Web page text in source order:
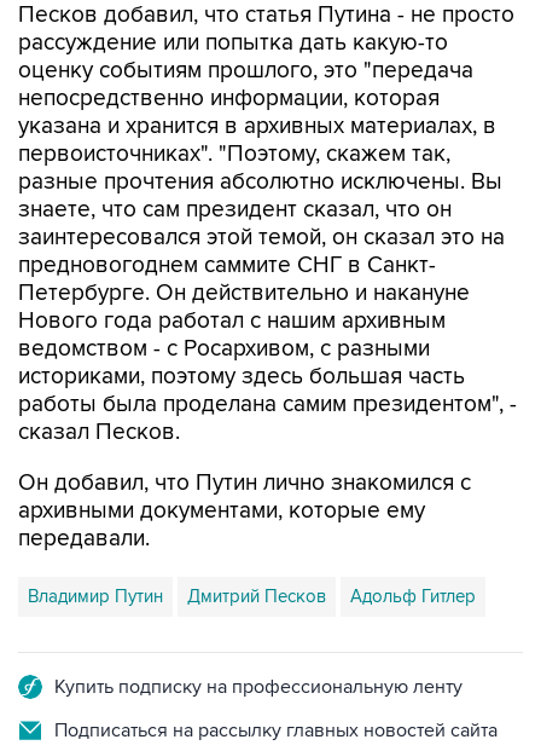
Песков добавил, что статья Путина - не просто
рассуждение или попытка дать какую-то
оценку событиям прошлого, это "передача
непосредственно информации, которая
указана и хранится в архивных материалах, в
первоисточниках". "Поэтому, скажем так,
разные прочтения абсолютно исключены. Вы
знаете, что сам президент сказал, что он
заинтересовался этой темой, он сказал это на
предновогоднем саммите СНГ в Санкт-
Петербурге. Он действительно и накануне
Нового года работал с нашим архивным
ведомством - с Росархивом, с разными
историками, поэтому здесь большая часть
работы была проделана самим президентом", -
сказал Песков.
Он добавил, что Путин лично знакомился с
архивными документами, которые ему
передавали.
Владимир Путин Дмитрий Песков Адольф Гитлер
Купить подписку на профессиональную ленту
Подписаться на рассылку главных новостей сайта